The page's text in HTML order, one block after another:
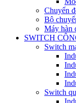
Chuyển
Bộ
Máy hàn
SWITCH
Switch
Switch